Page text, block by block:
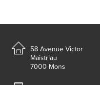
58 Avenue Victor
Maistriau
7000 Mons